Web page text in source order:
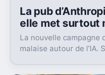
La pub
elle met surtout
La nouvelle campagne
malaise autour de l’IA.